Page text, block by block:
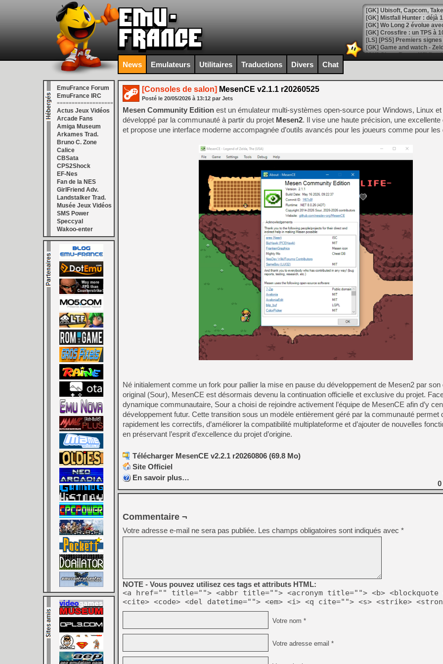
[GK] Mistfall Hunter : déjà
[GK] Wo Long 2 évolue
[GK] Crossfire : un TPS à
[LS] [PS5] Premiers
[Mo5] DOOM arrive en
[GK] Bethesda fête les 30
[GK] Roblox : l'action en
[GK] Agenda - GeForce
[LS] [PS5] ps5-y2jb-
[GK] Pourquoi Marvel
[GK] Test : Restory : Chill
[GK] GTA 6 : Rockstar
[GK] Hot Wheels Infinite
[GK] Mémoire cash -
[GK] Résultats Nintendo :
[GK] Déjà des
[Mo5] Brickboy cherche à
[GK] Minecraft et ses «
[GK] Beast of
[GK] Ubisoft : fin de partie
[GK] Mémoire cash -
[GK] Dan Houser (GTA)
[GK] Comment EA Sports
[GK] Crimson Moon : un
[GK] Isle of Reveries : le
[GK] Moonlighter 2 : The
[GK] Capcom relance
[Mo5] Deux inédits du
News Emulateurs Utilitaires Traductions Divers Chat
EmuFrance Forum
EmuFrance IRC
===================
Actus Jeux Vidéos
Arcade Fans
Amiga Museum
Arkames Trad.
Bruno C. Zone
Calice
CBSata
CPS2Shock
EF-Nes
Fan de la NES
GirlFriend Adv.
Landstalker Trad.
Musée Jeux Vidéos
SMS Power
Speccyal
Wakoo-enter
[Consoles de salon] MesenCE v2.1.1 r20260525
Posté le 20/05/2026 à 13:12 par Jets
Mesen Community Edition est un émulateur multi‑systèmes open‑source pour Windows, Linux
développé par la communauté à partir du projet Mesen2. Il vise une haute précision, une excellente
et propose une interface moderne accompagnée d’outils avancés pour les joueurs comme pour les
Né initialement comme un fork pour pallier la mise en pause du développement de Mesen2 par son
original (Sour), MesenCE est désormais devenu la continuation officielle et exclusive du projet.
dynamique communautaire, Sour a choisi de rejoindre activement l’équipe de MesenCE afin d’y
développement futur. Cette transition sous un modèle entièrement géré par la communauté permet
rapidement les correctifs, d’améliorer la compatibilité multiplateforme et d’ajouter de nouvelles
en préservant l’esprit d’excellence du projet d’origine.
Télécharger MesenCE v2.2.1 r20260806 (69.8 Mo)
Site Officiel
En savoir plus…
0
Commentaire ¬
Votre adresse e-mail ne sera pas publiée. Les champs obligatoires sont indiqués avec *
NOTE - Vous pouvez utilisez ces tags et attributs HTML:
<a href="" title=""> <abbr title=""> <acronym title=""> <b> <blockquote
<cite> <code> <del datetime=""> <em> <i> <q cite=""> <s> <strike>
Votre nom *
Votre adresse email *